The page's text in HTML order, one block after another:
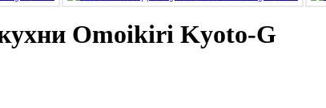
Omoikiri Kyoto-G